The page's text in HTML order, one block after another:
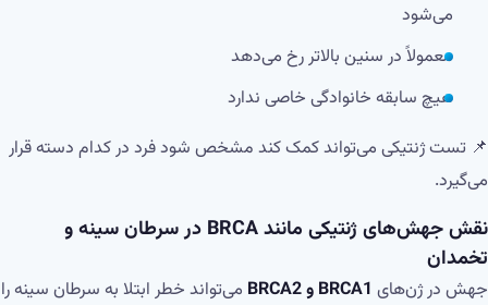
می‌شود
معمولاً در سنین بالاتر رخ می‌دهد
هیچ سابقه خانوادگی خاصی ندارد
📌 تست ژنتیکی می‌تواند کمک کند مشخص شود فرد در کدام دسته قرار
می‌گیرد.
نقش جهش‌های ژنتیکی مانند BRCA در سرطان سینه و
تخمدان
جهش در ژن‌های BRCA1 و BRCA2
می‌تواند خطر ابتلا به سرطان سینه را